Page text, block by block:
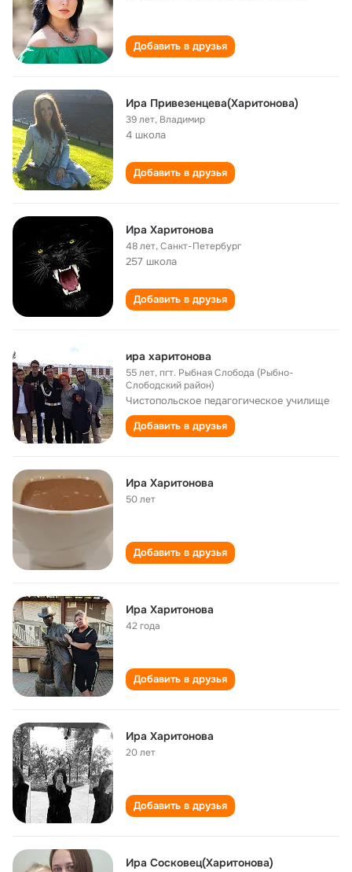
Добавить в друзья
Ира Привезенцева(Харитонова)
39 лет, Владимир
4 школа
Добавить в друзья
Ира Харитонова
48 лет,Санкт-Петербург
257 школа
Добавить в друзья
ира харитонова
55 лет,пгт. Рыбная Слобода (Рыбно-
Слободский район)
Чистопольское педагогическое училище
Добавить в друзья
Ира Харитонова
50 лет
Добавить в друзья
Ира Харитонова
42 года
Добавить в друзья
Ира Харитонова
20 лет
Добавить в друзья
Ира Сосковец(Харитонова)